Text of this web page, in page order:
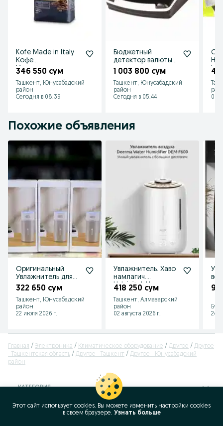
Kofe Made in Italy
Кофе
Итальянского
обжарка 80/20
346 550 сум
Ташкент, Юнусабадский
район
Сегодня в 08:39
Бюджетный
детектор валюты
доллар евро
detector valyut
Dollar Evro
1 003 800 сум
Ташкент, Юнусабадский
район
Сегодня в 05:44
06
Похожие объявления
Оригинальный
Увлажнитель для
авто
аккумуляторный
Uvlajnitel
Mashinaga
322 650 сум
Ташкент, Юнусабадский
район
22 июля 2026 г.
Увлажнитель. Хаво
намлагич.
Uvlajnitel. Havo
namlagich. Xavo
namlagich
418 250 сум
Ташкент, Алмазарский
район
02 августа 2026 г.
24
Главная Электроника Климатическое оборудование Другое
Другое
- Ташкентская область
Другое - Ташкент
Другое - Юнусабадский
район
КАТЕГОРИЯ
Этот сайт использует cookies. Вы можете изменить настройки cookies
в своeм браузере. Узнать больше